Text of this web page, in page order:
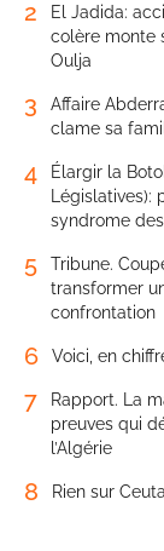
2
El Jadida:
colère monte
Oulja
3
Affaire
clame sa
4
Élargir la
Législatives):
syndrome
5
Tribune.
transformer
confrontation
6 Voici, en
7
Rapport. La
preuves qui
l’Algérie
8 Rien sur